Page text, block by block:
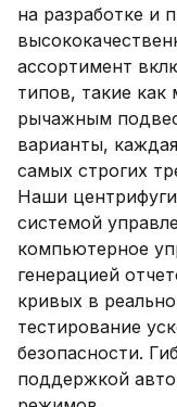
на разработке и
ассортимент
типов, такие
рычажным
варианты,
самых строгих
Наши
системой
компьютерное
генерацией
кривых в
тестирование
безопасности.
поддержкой